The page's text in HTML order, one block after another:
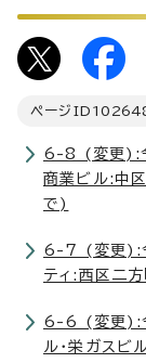
ページID
6-8 (変更):
商業ビル:中
で)
6-7 (変更):
ティ:西区二
6-6 (変更):
ル・栄ガス